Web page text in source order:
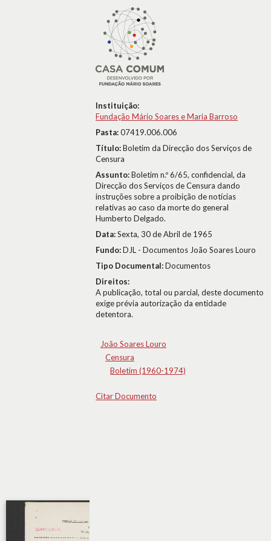
Instituição:
Fundação Mário Soares e Maria Barroso
Pasta:07419.006.006
Título:Boletim da Direcção dos Serviços de
Censura
Assunto:Boletim n.º 6/65, confidencial, da
Direcção dos Serviços de Censura dando
instruções sobre a proibição de notícias
relativas ao caso da morte do general
Humberto Delgado.
Data:Sexta, 30 de Abril de 1965
Fundo:DJL - Documentos João Soares Louro
Tipo Documental:Documentos
Direitos:
A publicação, total ou parcial, deste documento
exige prévia autorização da entidade
detentora.
João Soares Louro
Censura
Boletim (1960-1974)
Citar Documento